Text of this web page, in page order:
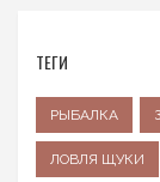
ТЕГИ
РЫБАЛКА
ЛОВЛЯ ЩУКИ